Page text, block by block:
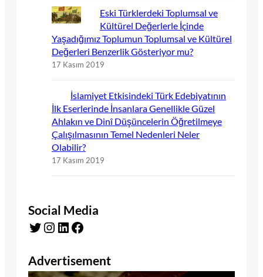
Eski Türklerdeki Toplumsal ve
Kültürel Değerlerle İçinde
Yaşadığımız Toplumun Toplumsal ve Kültürel
Değerleri Benzerlik Gösteriyor mu?
17 Kasım 2019
İslamiyet Etkisindeki Türk Edebiyatının
İlk Eserlerinde İnsanlara Genellikle Güzel
Ahlakın ve Dinî Düşüncelerin Öğretilmeye
Çalışılmasının Temel Nedenleri Neler
Olabilir?
17 Kasım 2019
Social Media
Twitter Instagram LinkedIn Facebook
Advertisement